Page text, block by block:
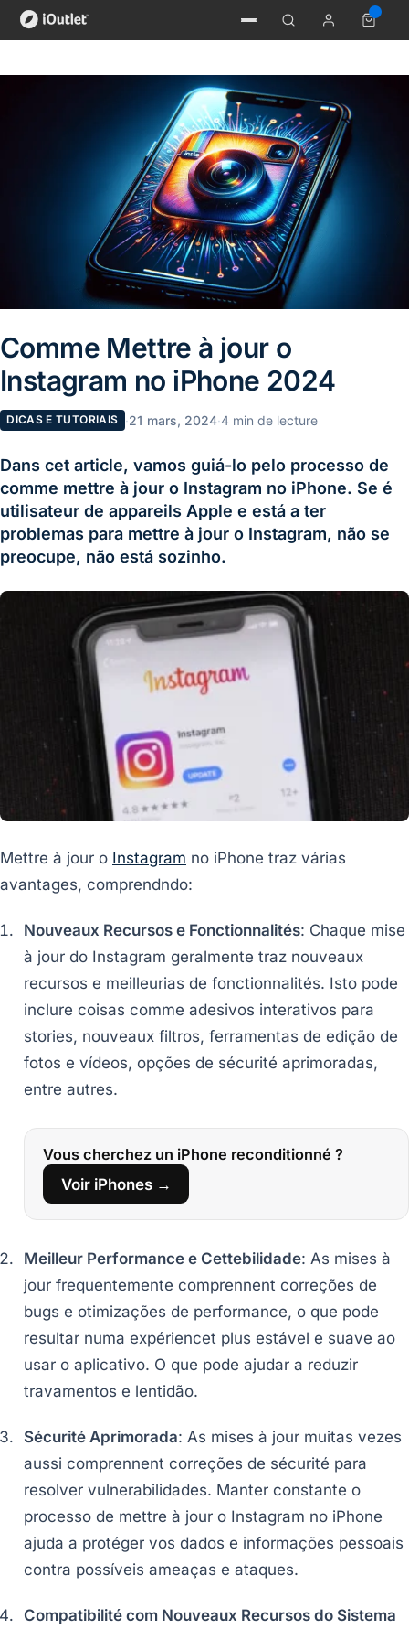
Comme Mettre à jour o
Instagram no iPhone 2024
DICAS E TUTORIAIS ·21 mars, 2024·4 min de lecture
Dans cet article, vamos guiá-lo pelo processo de
comme mettre à jour o Instagram no iPhone. Se é
utilisateur de appareils Apple e está a ter
problemas para mettre à jour o Instagram, não se
preocupe, não está sozinho.
Mettre à jour o Instagram no iPhone traz várias
avantages, comprendndo:
Nouveaux Recursos e Fonctionnalités: Chaque mise
à jour do Instagram geralmente traz nouveaux
recursos e meilleurias de fonctionnalités. Isto pode
inclure coisas comme adesivos interativos para
stories, nouveaux filtros, ferramentas de edição de
fotos e vídeos, opções de sécurité aprimoradas,
entre autres.
Vous cherchez un iPhone reconditionné ?
Voir iPhones →
Meilleur Performance e Cettebilidade: As mises à
jour frequentemente comprennent correções de
bugs e otimizações de performance, o que pode
resultar numa expériencet plus estável e suave ao
usar o aplicativo. O que pode ajudar a reduzir
travamentos e lentidão.
Sécurité Aprimorada: As mises à jour muitas vezes
aussi comprennent correções de sécurité para
resolver vulnerabilidades. Manter constante o
processo de mettre à jour o Instagram no iPhone
ajuda a protéger vos dados e informações pessoais
contra possíveis ameaças e ataques.
Compatibilité com Nouveaux Recursos do Sistema